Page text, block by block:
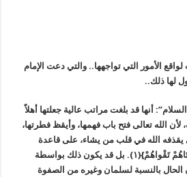
الأمور التي تواجهها.. والتي دعت الإمام
لها ذلك..
أنها قد بلغت مراتب عالية جعلتها أهلاً
لأن الله تعالى فتح باب فهمها، وأيقظ فطرتها،
يقذفه الله في قلب من يشاء، على قاعدة
{وَالَّذِينَ اهْتَدَوْا زَادَهُمْ هُدىً وَآتَاهُمْ تَقْواهُمْ}(١). بل قد يكون ذلك بواسطة
الحال بالنسبة لسلمان وغيره من الصفوة